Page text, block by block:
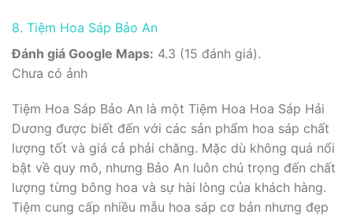
8. Tiệm Hoa Sáp Bảo An
Đánh giá Google Maps: 4.3 (15 đánh giá).
Chưa có ảnh
Tiệm Hoa Sáp Bảo An là một Tiệm Hoa Hoa Sáp Hải
Dương được biết đến với các sản phẩm hoa sáp chất
lượng tốt và giá cả phải chăng. Mặc dù không quá nổi
bật về quy mô, nhưng Bảo An luôn chú trọng đến chất
lượng từng bông hoa và sự hài lòng của khách hàng.
Tiệm cung cấp nhiều mẫu hoa sáp cơ bản nhưng đẹp